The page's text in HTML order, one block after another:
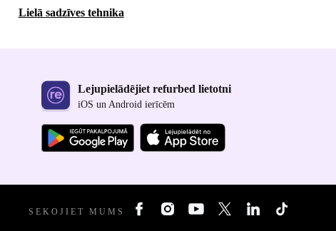
Lielā sadzīves tehnika
Lejupielādējiet refurbed lietotni
iOS un Android ierīcēm
SEKOJIET MUMS